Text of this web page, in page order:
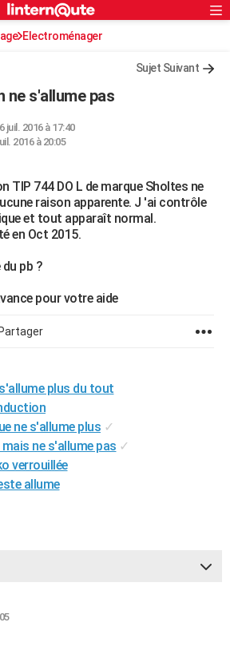
S'inscrire
Connexion
Electroménager
Sujet Suivant
ne s'allume pas
juil. 2016 à 17:40
2016 à 20:05
TIP 744 DO L de marque Sholtes ne
raison apparente. J 'ai contrôle
et tout apparaît normal.
en Oct 2015.
pb ?
pour votre aide
Partager
plus du tout
ne s'allume plus ✓
ne s'allume pas ✓
verrouillée
allume